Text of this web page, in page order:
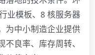
业模板、8 核服务器
为中小制造企业提供
良率、库存周转、